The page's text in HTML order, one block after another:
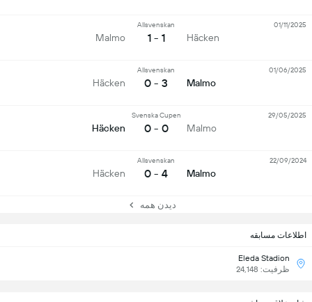
اطلاعات مسابقه
Eleda Stadion
ظرفیت: 24,148
Häcken
Allsvenskan
1 - 1
Malmo
01/11/2025
Malmo
Allsvenskan
3 - 0
Häcken
01/06/2025
Malmo
Svenska Cupen
0 - 0
Häcken
29/05/2025
Malmo
Allsvenskan
4 - 0
Häcken
22/09/2024
دیدن همه